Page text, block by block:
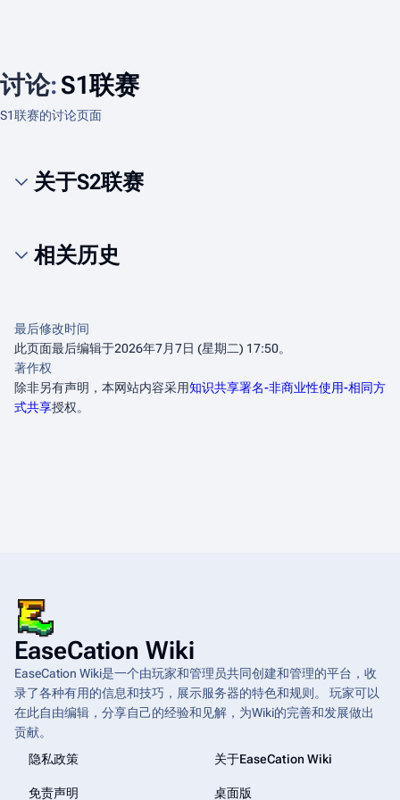
讨论:S1联赛
S1联赛的讨论页面
关于S2联赛
相关历史
最后修改时间
此页面最后编辑于2026年7月7日 (星期二) 17:50。
著作权
除非另有声明，本网站内容采用知识共享署名-非商业性使用-相同方
式共享授权。
EaseCation Wiki
EaseCation Wiki是一个由玩家和管理员共同创建和管理的平台，收
录了各种有用的信息和技巧，展示服务器的特色和规则。 玩家可以
在此自由编辑，分享自己的经验和见解，为Wiki的完善和发展做出
贡献。
隐私政策
关于EaseCation Wiki
免责声明 桌面版